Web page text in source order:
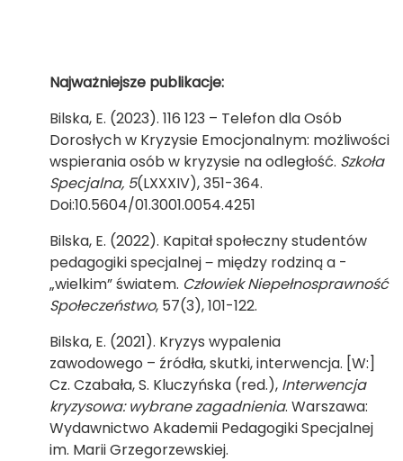
Najważniejsze publikacje:
Bilska, E. (2023). 116 123 – Telefon dla Osób
Dorosłych w Kryzysie Emocjonalnym: możliwości
wspierania osób w kryzysie na odległość. Szkoła
Specjalna, 5(LXXXIV), 351-364.
Doi:10.5604/01.3001.0054.4251
Bilska, E. (2022). Kapitał społeczny studentów
pedagogiki specjalnej ‒ między rodziną a -
„wielkim” światem. Człowiek Niepełnosprawność
Społeczeństwo, 57(3), 101-122.
Bilska, E. (2021). Kryzys wypalenia
zawodowego – źródła, skutki, interwencja. [W:]
Cz. Czabała, S. Kluczyńska (red.), Interwencja
kryzysowa: wybrane zagadnienia. Warszawa:
Wydawnictwo Akademii Pedagogiki Specjalnej
im. Marii Grzegorzewskiej.